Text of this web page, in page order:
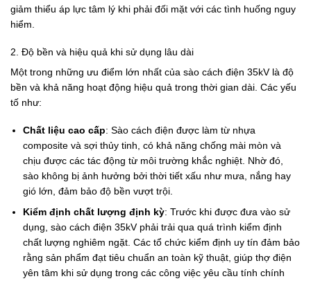
giảm thiểu áp lực tâm lý khi phải đối mặt với các tình huống nguy
hiểm.
2. Độ bền và hiệu quả khi sử dụng lâu dài
Một trong những ưu điểm lớn nhất của sào cách điện 35kV là độ
bền và khả năng hoạt động hiệu quả trong thời gian dài. Các yếu
tố như:
Chất liệu cao cấp: Sào cách điện được làm từ nhựa
composite và sợi thủy tinh, có khả năng chống mài mòn và
chịu được các tác động từ môi trường khắc nghiệt. Nhờ đó,
sào không bị ảnh hưởng bởi thời tiết xấu như mưa, nắng hay
gió lớn, đảm bảo độ bền vượt trội.
Kiểm định chất lượng định kỳ: Trước khi được đưa vào sử
dụng, sào cách điện 35kV phải trải qua quá trình kiểm định
chất lượng nghiêm ngặt. Các tổ chức kiểm định uy tín đảm bảo
rằng sản phẩm đạt tiêu chuẩn an toàn kỹ thuật, giúp thợ điện
yên tâm khi sử dụng trong các công việc yêu cầu tính chính